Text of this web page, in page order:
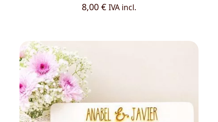
8,00 € IVA incl.